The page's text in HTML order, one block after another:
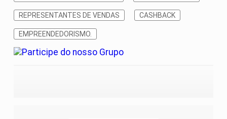
REPRESENTANTES DE VENDAS CASHBACK
EMPREENDEDORISMO.